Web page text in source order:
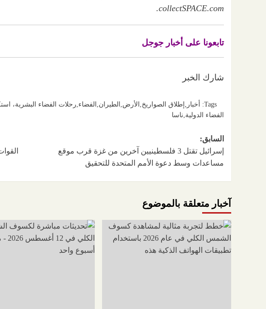
collectSPACE.com.
تابعونا على أخبار جوجل
شارك الخبر
Tags: أخبار إطلاق الصواريخ الأرض الطيران الفضاء رحلات الفضاء البشرية،
الفضاء الدولية ناسا
تصفّح
المقالات
السابق:
إسرائيل تقتل 3 فلسطينيين آخرين من غزة قرب موقع
مساعدات وسط دعوة الأمم المتحدة للتحقيق
آخبار متعلقة بالموضوع